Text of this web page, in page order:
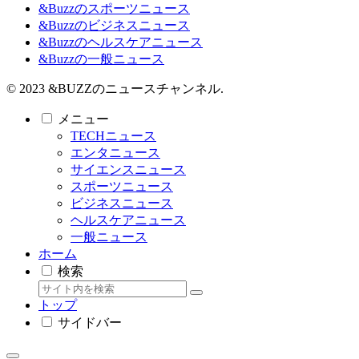
&Buzzのスポーツニュース
&Buzzのビジネスニュース
&Buzzのヘルスケアニュース
&Buzzの一般ニュース
© 2023 &BUZZのニュースチャンネル.
メニュー
TECHニュース
エンタニュース
サイエンスニュース
スポーツニュース
ビジネスニュース
ヘルスケアニュース
一般ニュース
ホーム
検索
トップ
サイドバー